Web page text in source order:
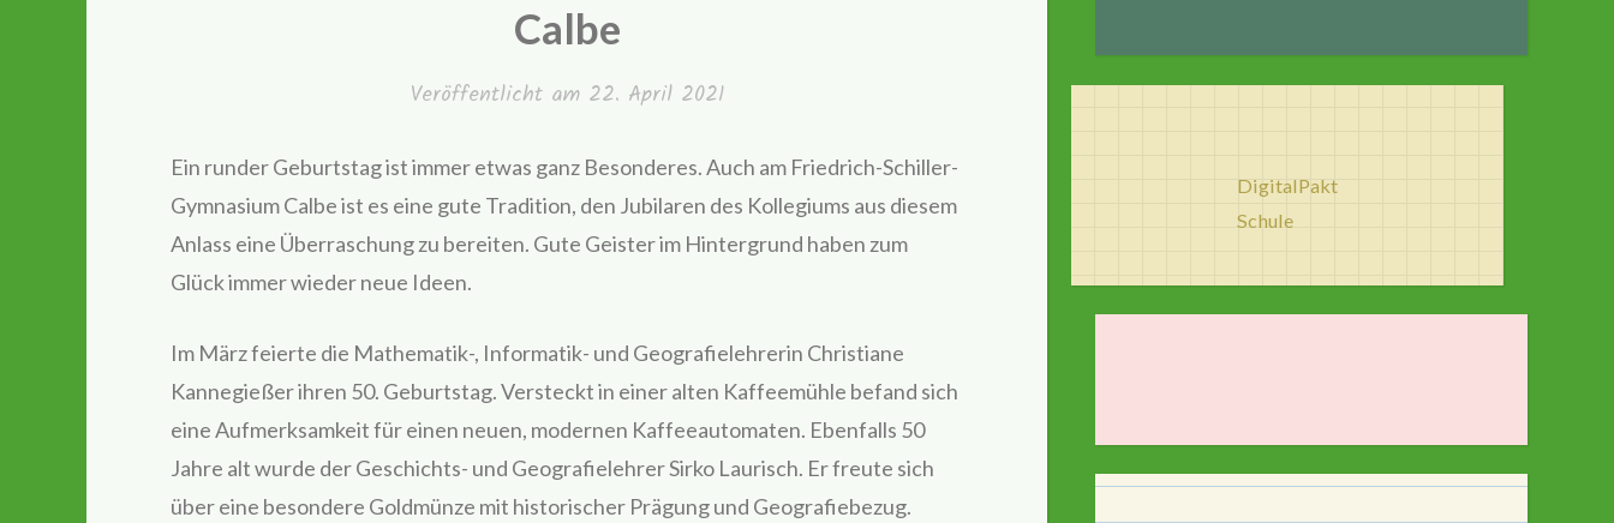
Calbe
Veröffentlicht am 22. April 2021
Ein runder Geburtstag ist immer etwas ganz Besonderes. Auch am Friedrich-Schiller-
Gymnasium Calbe ist es eine gute Tradition, den Jubilaren des Kollegiums aus diesem
Anlass eine Überraschung zu bereiten. Gute Geister im Hintergrund haben zum
Glück immer wieder neue Ideen.
Im März feierte die Mathematik-, Informatik- und Geografielehrerin Christiane
Kannegießer ihren 50. Geburtstag. Versteckt in einer alten Kaffeemühle befand sich
eine Aufmerksamkeit für einen neuen, modernen Kaffeeautomaten. Ebenfalls 50
Jahre alt wurde der Geschichts- und Geografielehrer Sirko Laurisch. Er freute sich
über eine besondere Goldmünze mit historischer Prägung und Geografiebezug.
DigitalPakt
Schule